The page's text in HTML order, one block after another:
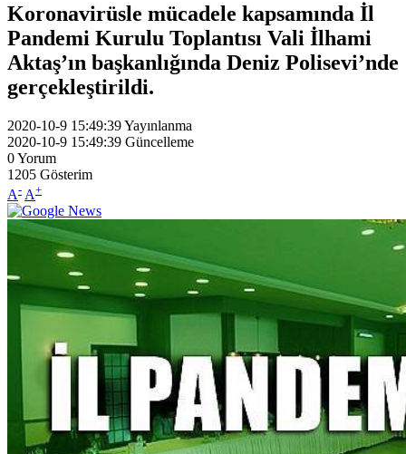
Koronavirüsle mücadele kapsamında İl
Pandemi Kurulu Toplantısı Vali İlhami
Aktaş’ın başkanlığında Deniz Polisevi’nde
gerçekleştirildi.
2020-10-9 15:49:39Yayınlanma
2020-10-9 15:49:39 Güncelleme
0Yorum
1205 Gösterim
A- A+